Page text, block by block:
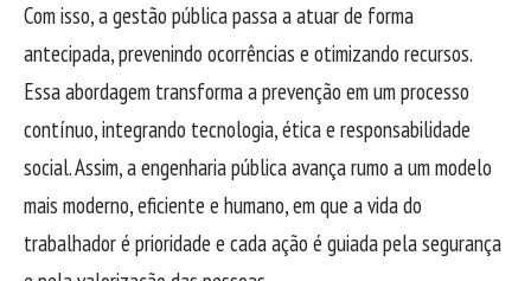
Com isso, a gestão pública passa a atuar de forma
antecipada, prevenindo ocorrências e otimizando recursos.
Essa abordagem transforma a prevenção em um processo
contínuo, integrando tecnologia, ética e responsabilidade
social. Assim, a engenharia pública avança rumo a um modelo
mais moderno, eficiente e humano, em que a vida do
trabalhador é prioridade e cada ação é guiada pela segurança